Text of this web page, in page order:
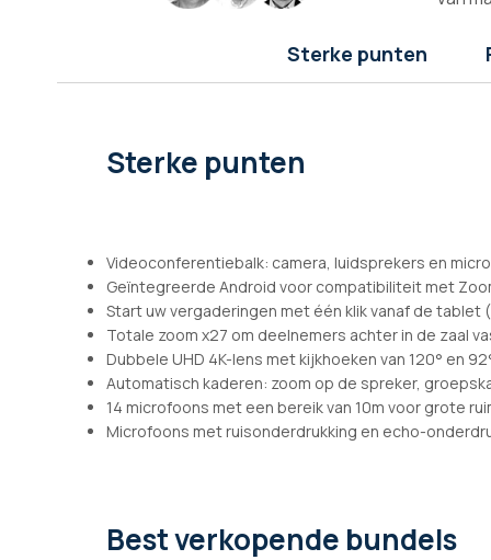
Sterke punten
Sterke punten
Videoconferentiebalk: camera, luidsprekers en
Geïntegreerde Android voor compatibiliteit met
Start uw vergaderingen met één klik vanaf de tablet
Totale zoom x27 om deelnemers achter in de zaal
Dubbele UHD 4K-lens met kijkhoeken van 120° en
Automatisch kaderen: zoom op de spreker,
14 microfoons met een bereik van 10m voor grote
Microfoons met ruisonderdrukking en echo-
Best verkopende bundels